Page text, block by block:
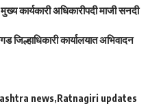
कार्यकारी अधिकारीपदी माजी सनदी
जिल्हाधिकारी कार्यालयात अभिवादन
news Ratnagiri updates